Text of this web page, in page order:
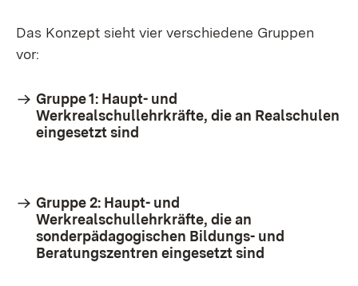
Das Konzept sieht vier verschiedene Gruppen
vor:
Gruppe 1: Haupt- und
Werkrealschullehrkräfte, die an Realschulen
eingesetzt sind
Gruppe 2: Haupt- und
Werkrealschullehrkräfte, die an
sonderpädagogischen Bildungs- und
Beratungszentren eingesetzt sind